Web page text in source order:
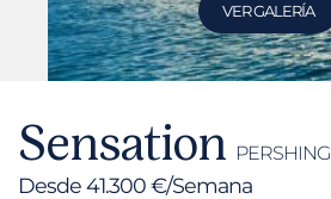
VER GALERÍA
Sensation PERSHING
Desde 41.300 €/Semana